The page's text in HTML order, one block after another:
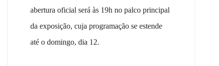
abertura oficial será às 19h no palco principal
da exposição, cuja programação se estende
até o domingo, dia 12.